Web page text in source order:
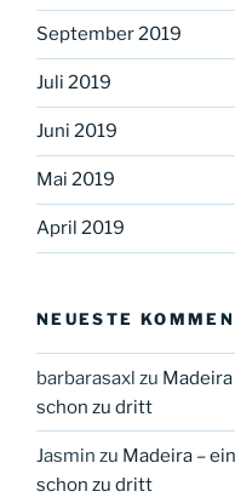
September 2019
Juli 2019
Juni 2019
Mai 2019
April 2019
NEUESTE
barbarasaxl zu
schon zu dritt
Jasmin zu Madeira –
schon zu dritt